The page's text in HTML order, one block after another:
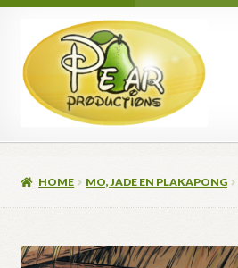
door
naar
navigatie
naar
de
inhoud
HOME MO, JADE EN PLAKAPONG